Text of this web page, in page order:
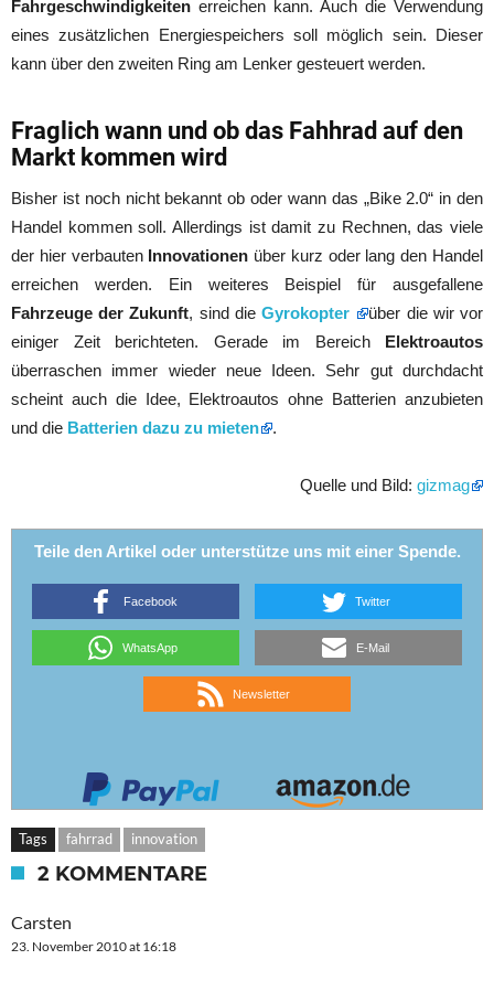
Fahrgeschwindigkeiten erreichen kann. Auch die Verwendung
eines zusätzlichen Energiespeichers soll möglich sein. Dieser
kann über den zweiten Ring am Lenker gesteuert werden.
Fraglich wann und ob das Fahhrad auf den
Markt kommen wird
Bisher ist noch nicht bekannt ob oder wann das „Bike 2.0“ in den
Handel kommen soll. Allerdings ist damit zu Rechnen, das viele
der hier verbauten Innovationen über kurz oder lang den Handel
erreichen werden. Ein weiteres Beispiel für ausgefallene
Fahrzeuge der Zukunft, sind dieGyrokopter
über die wir vor
einiger Zeit berichteten. Gerade im Bereich Elektroautos
überraschen immer wieder neue Ideen. Sehr gut durchdacht
scheint auch die Idee, Elektroautos ohne Batterien anzubieten
und die Batterien dazu zu mieten .
Quelle und Bild: gizmag
Teile den Artikel oder unterstütze uns mit einer Spende.
Facebook Twitter
WhatsApp E-Mail
Newsletter
Tags fahrrad innovation
2 KOMMENTARE
Carsten
23. November 2010 at 16:18